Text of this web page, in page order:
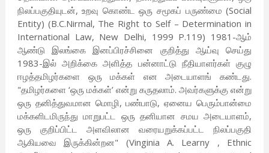
நிலப்பகுதியுடன், உறவு கொண்ட ஒரு சமூகப் பருண்மை (Social
Entity) (B.C.Nirmal, The Right to Self – Determination in
International Law, New Delhi, 1999 P.119) 1981-ஆம்
ஆண்டு இலங்கை இனப்பிரச்சினை குறித்து ஆய்வு செய்து
1983-இல் அறிக்கை அளித்த பன்னாட்டு நீதியாளர்கள் குழு
ஈழத்தமிழர்களை ஒரு மக்கள் என அடையாளங் கண்டது.
"தமிழர்களை ‘ஒரு மக்கள்’ என்று கருதலாம். அவர்களுக்கு என்று
ஒரு தனித்துவமான மொழி, பண்பாடு, ஏனைய பெரும்பான்மை
மக்களிடமிருந்து மாறுபட்ட ஒரு தனியான சமய அடையாளம்,
ஒரு குறிப்பிட்ட அளவிலான வரையறுக்கப்பட்ட நிலப்பகுதி
ஆகியவை இருக்கின்றன" (Vinginia A. Learny , Ethnic